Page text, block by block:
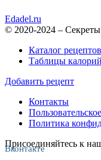
Edadel.ru
© 2020-2024 –
Каталог
Таблицы
Добавить рецепт
Контакты
Политика
Присоединяйтесь к
Вконтакте